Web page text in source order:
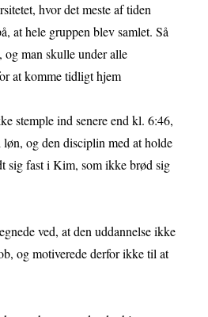
hvor det meste af tiden
at hele gruppen blev samlet. Så
og man skulle under alle
at komme tidligt hjem
stemple ind senere end kl. 6:46,
og den disciplin med at holde
sig fast i Kim, som ikke brød sig
ved, at den uddannelse ikke
og motiverede derfor ikke til at